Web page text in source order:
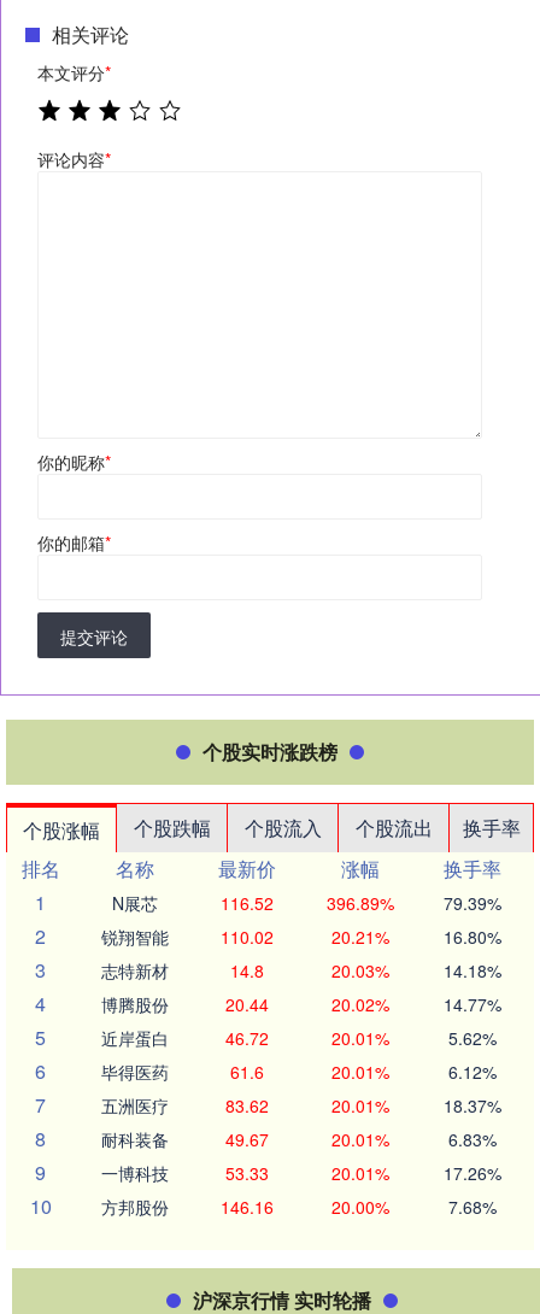
相关评论
本文评分*
评论内容*
你的昵称*
你的邮箱*
提交评论
个股实时涨跌榜
个股涨幅 个股跌幅 个股流入 个股流出
换手率
排名
名称 最新价 涨幅
换手率
1
N展芯 116.52 396.89% 79.39%
2 锐翔智能 110.02 20.21% 16.80%
3 志特新材 14.8 20.03% 14.18%
4 博腾股份 20.44 20.02% 14.77%
5 近岸蛋白 46.72 20.01% 5.62%
6 毕得医药 61.6 20.01% 6.12%
7 五洲医疗 83.62 20.01% 18.37%
8 耐科装备 49.67 20.01% 6.83%
9 一博科技 53.33 20.01% 17.26%
10 方邦股份 146.16 20.00% 7.68%
沪深京行情 实时轮播